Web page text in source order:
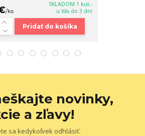
/ks
SKLADOM 1 kus -
u Vás do 3 dní
Pridať do košíka
novinky,
a zľavy!
sa kedykoľvek odhlásiť.